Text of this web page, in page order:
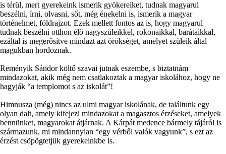
is térül, mert gyerekeink ismerik gyökereiket, tudnak magyarul
beszélni, írni, olvasni, sőt, még énekelni is, ismerik a magyar
történelmet, földrajzot. Ezek mellett fontos az is, hogy magyarul
tudnak beszélni otthon élő nagyszüleikkel, rokonaikkal, barátaikkal,
ezáltal is megerősítve mindazt azt örökséget, amelyet szüleik által
magukban hordoznak.
Reményik Sándor költő szavai jutnak eszembe, s biztatnám
mindazokat, akik még nem csatlakoztak a magyar iskolához, hogy ne
hagyják “a templomot s az iskolát”!
Himnusza (még) nincs az ulmi magyar iskolának, de találtunk egy
olyan dalt, amely kifejezi mindazokat a magasztos érzéseket, amelyek
bennünket, magyarokat átjárnak. A Kárpát medence bármely tájáról is
származunk, mi mindannyian “egy vérből valók vagyunk”, s ezt az
érzést csöpögtetjük gyerekeinkbe is.